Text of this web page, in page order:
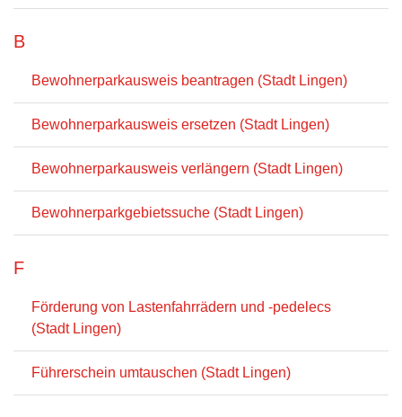
B
Bewohnerparkausweis beantragen (Stadt Lingen)
Bewohnerparkausweis ersetzen (Stadt Lingen)
Bewohnerparkausweis verlängern (Stadt Lingen)
Bewohnerparkgebietssuche (Stadt Lingen)
F
Förderung von Lastenfahrrädern und -pedelecs
(Stadt Lingen)
Führerschein umtauschen (Stadt Lingen)